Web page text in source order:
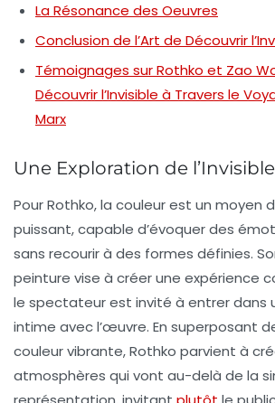
La Résonance des Oeuvres
Conclusion de l’Art de Découvrir
Témoignages sur Rothko et Zao
Découvrir l’Invisible à Travers le
Marx
Une Exploration de l’Invisible
Pour Rothko, la couleur est un moyen
puissant, capable d’évoquer des
sans recourir à des formes définies.
peinture vise à créer une expérience
le spectateur est invité à entrer dans
intime avec l’œuvre. En superposant
couleur vibrante, Rothko parvient à
atmosphères qui vont au-delà de la